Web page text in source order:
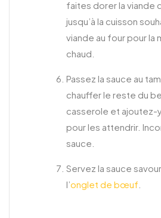
faites dorer la viande
jusqu’à la cuisson
viande au four pour la
chaud.
Passez la sauce au
chauffer le reste du
casserole et ajoutez-
pour les attendrir.
sauce.
Servez la sauce
l’onglet de bœuf